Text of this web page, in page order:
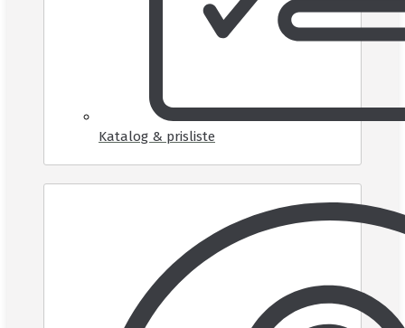
Katalog & prisliste